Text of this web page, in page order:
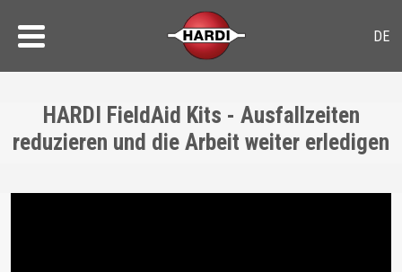
HARDI FieldAid Kits - Ausfallzeiten
reduzieren und die Arbeit weiter erledigen